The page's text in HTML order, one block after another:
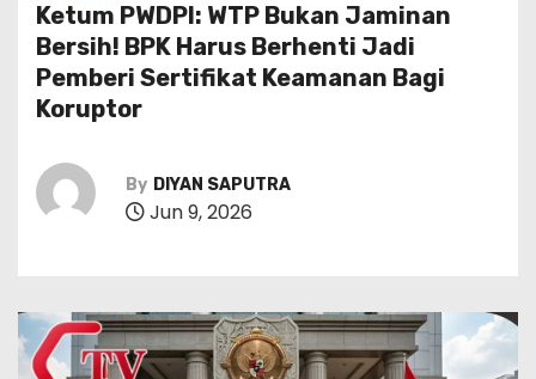
Ketum PWDPI: WTP Bukan Jaminan
Bersih! BPK Harus Berhenti Jadi
Pemberi Sertifikat Keamanan Bagi
Koruptor
By DIYAN SAPUTRA
Jun 9, 2026